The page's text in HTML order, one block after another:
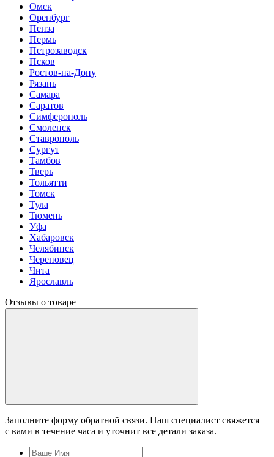
Омск
Оренбург
Пенза
Пермь
Петрозаводск
Псков
Ростов-на-Дону
Рязань
Самара
Саратов
Симферополь
Смоленск
Ставрополь
Сургут
Тамбов
Тверь
Тольятти
Томск
Тула
Тюмень
Уфа
Хабаровск
Челябинск
Череповец
Чита
Ярославль
Отзывы о товаре
Заполните форму обратной связи. Наш специалист свяжется
с вами в течение часа и уточнит все детали заказа.